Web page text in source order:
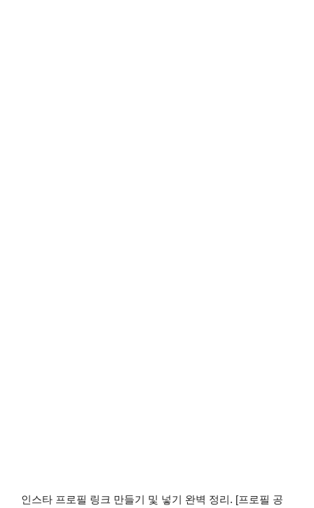
인스타 프로필 링크 만들기 및 넣기 완벽 정리. [프로필 공